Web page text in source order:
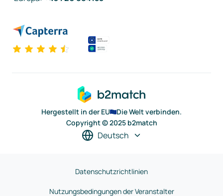
Hergestellt in der EU
Die Welt verbinden.
Copyright © 2025 b2match
Deutsch
Datenschutzrichtlinien
Nutzungsbedingungen der Veranstalter